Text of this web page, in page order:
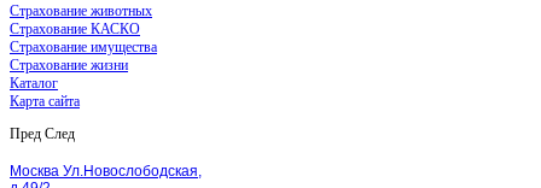
Страхование животных
Страхование КАСКО
Страхование имущества
Страхование жизни
Каталог
Карта сайта
Пред След
Москва Ул.Новослободская,